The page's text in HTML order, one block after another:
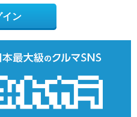
イン